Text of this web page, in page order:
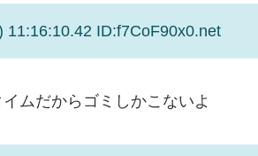
11:16:10.42 ID:f7CoF90x0.net
ムだからゴミしかこないよ